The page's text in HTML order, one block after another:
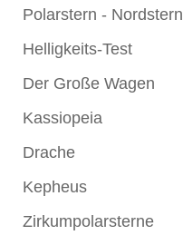
Polarstern - Nordstern
Helligkeits-Test
Der Große Wagen
Kassiopeia
Drache
Kepheus
Zirkumpolarsterne